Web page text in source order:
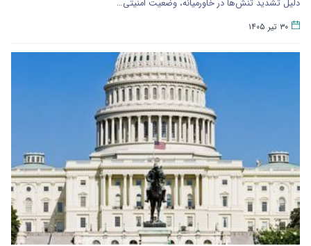
دلیل تشدید تنش‌ها در خاورمیانه، وضعیت امنیتی…
۳۰ تیر ۱۴۰۵